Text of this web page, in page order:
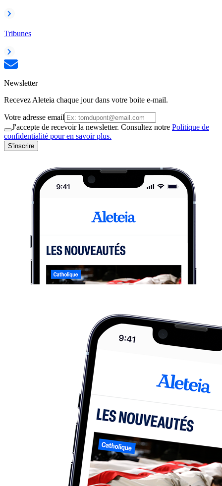
Tribunes
Newsletter
Recevez Aleteia chaque jour dans votre boite e-mail.
Votre adresse email
J'accepte de recevoir la newsletter. Consultez notre Politique de
confidentialité pour en savoir plus.
S'inscrire